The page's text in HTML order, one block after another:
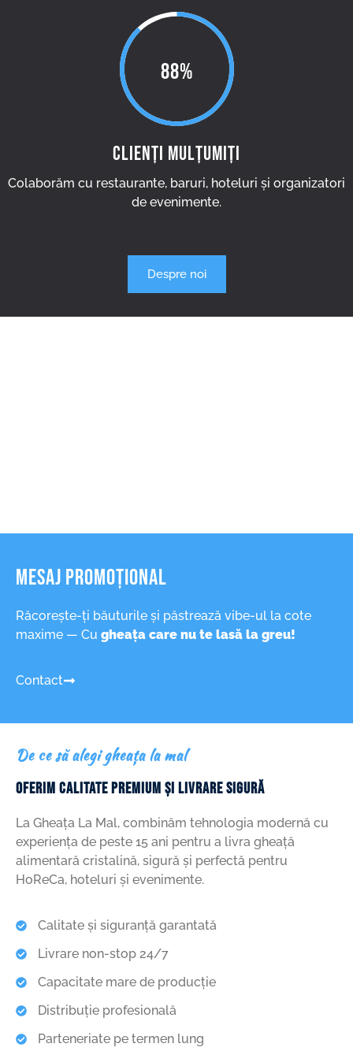
88%
CLIENȚI MULȚUMIȚI
Colaborăm cu restaurante, baruri, hoteluri și organizatori
de evenimente.
Despre noi
Mesaj Promoțional
Răcorește-ți băuturile și păstrează vibe-ul la cote
maxime — Cu gheața care nu te lasă la greu!
Contact
De ce să alegi gheața la mal
OFERIM CALITATE PREMIUM ȘI LIVRARE SIGURĂ
La Gheața La Mal, combinăm tehnologia modernă cu
experiența de peste 15 ani pentru a livra gheață
alimentară cristalină, sigură și perfectă pentru
HoReCa, hoteluri și evenimente.
Calitate și siguranță garantată
Livrare non-stop 24/7
Capacitate mare de producție
Distribuție profesională
Parteneriate pe termen lung